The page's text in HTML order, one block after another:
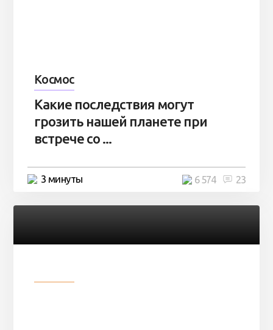
Космос
Какие последствия могут
грозить нашей планете при
встрече со ...
3 минуты 23
6 574